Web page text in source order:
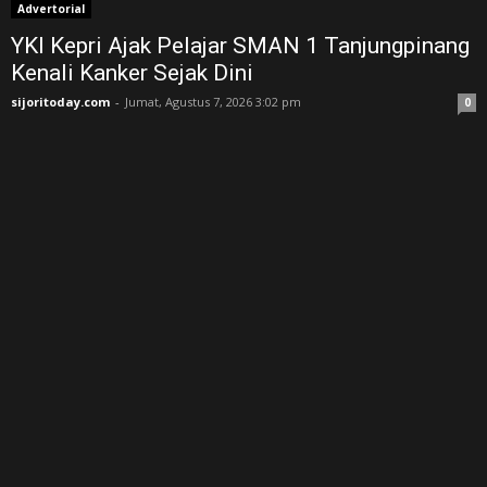
Advertorial
YKI Kepri Ajak Pelajar SMAN 1 Tanjungpinang
Kenali Kanker Sejak Dini
sijoritoday.com - Jumat, Agustus 7, 2026 3:02 pm 0